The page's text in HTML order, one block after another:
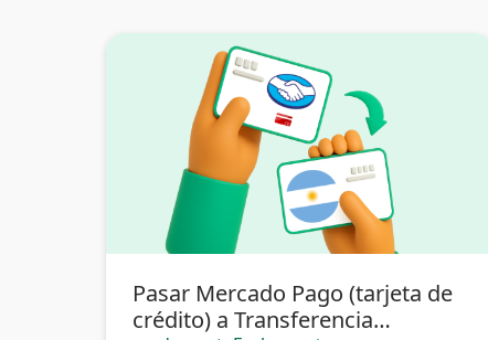
Pasar Mercado Pago (tarjeta de
crédito) a Transferencia